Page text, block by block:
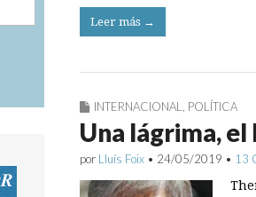
Leer más →
INTERNACIONAL POLÍTICA
Una lágrima,
por Lluís Foix • 24/05/2019 • 13